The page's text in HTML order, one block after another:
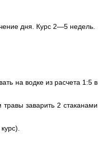
дня. Курс 2—5 недель.
на водке из расчета 1:5 в
заварить 2 стаканами